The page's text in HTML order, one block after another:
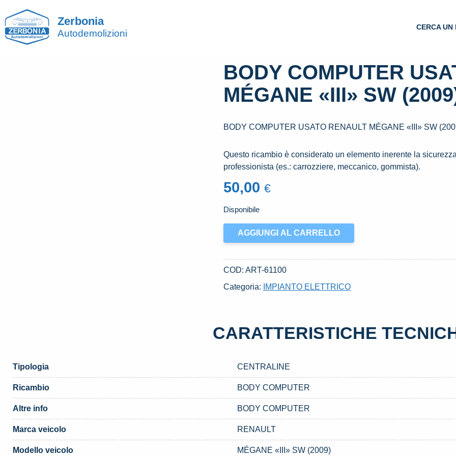
Zerbonia
Autodemolizioni
CERCA UN
BODY COMPUTER
MÉGANE «III» SW
BODY COMPUTER USATO RENAULT MÉGANE «III» SW
​Questo ricambio è considerato un elemento inerente la
professionista (es.: carrozziere, meccanico, gommista).
50,00€
Disponibile
BODY
COMPUTER
RENAULT
quantità
AGGIUNGI AL CARRELLO
COD:ART-61100
Categoria:
IMPIANTO ELETTRICO
CARATTERISTICHE
Tipologia CENTRALINE
Ricambio BODY COMPUTER
Altre info BODY COMPUTER
Marca veicolo RENAULT
Modello veicolo MÉGANE «III» SW (2009)